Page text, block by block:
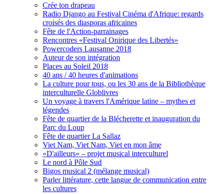
Crée ton drapeau
Radio Django au Festival Cinéma d'Afrique: regards
croisés des diasporas africaines
Fête de l'Action-parrainages
Rencontres «Festival Onirique des Libertés»
Powercoders Lausanne 2018
Auteur de son intégration
Places au Soleil 2018
40 ans / 40 heures d'animations
La culture pour tous, ou les 30 ans de la Bibliothèque
interculturelle Globlivres
Un voyage à travers l'Amérique latine – mythes et
légendes
Fête de quartier de la Blécherette et inauguration du
Parc du Loup
Fête de quartier La Sallaz
Viet Nam, Viet Nam, Viet en mon âme
«D'ailleurs» – projet musical interculturel
Le nord à Pôle Sud
Bigos musical 2 (mélange musical)
Parler littérature, cette langue de communication entre
les cultures